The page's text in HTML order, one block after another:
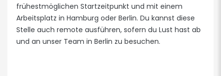
frühestmöglichen Startzeitpunkt und mit einem
Arbeitsplatz in Hamburg oder Berlin. Du kannst diese
Stelle auch remote ausführen, sofern du Lust hast ab
und an unser Team in Berlin zu besuchen.